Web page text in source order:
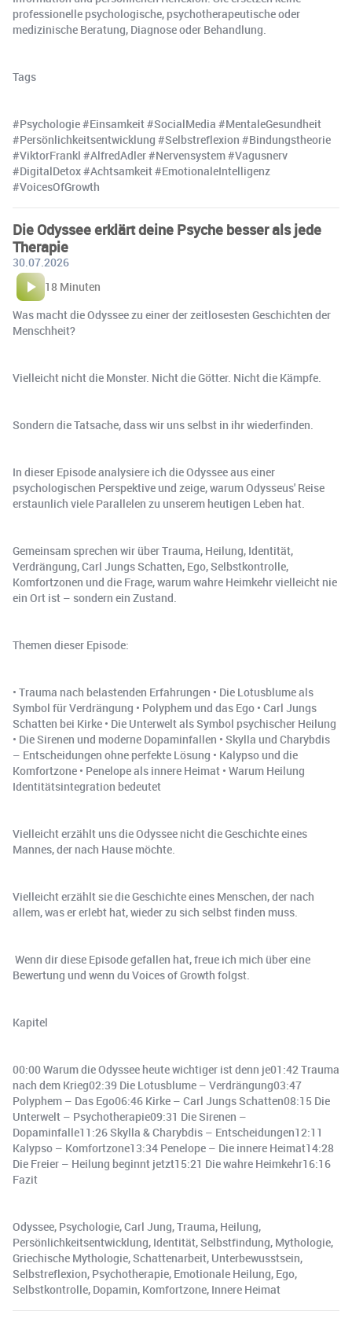
professionelle psychologische, psychotherapeutische oder
medizinische Beratung, Diagnose oder Behandlung.
Tags
#Psychologie #Einsamkeit #SocialMedia #MentaleGesundheit
#Persönlichkeitsentwicklung #Selbstreflexion #Bindungstheorie
#ViktorFrankl #AlfredAdler #Nervensystem #Vagusnerv
#DigitalDetox #Achtsamkeit #EmotionaleIntelligenz
#VoicesOfGrowth
Die Odyssee erklärt deine Psyche besser als jede
Therapie
30.07.2026
18 Minuten
Was macht die Odyssee zu einer der zeitlosesten Geschichten der
Menschheit?
Vielleicht nicht die Monster. Nicht die Götter. Nicht die Kämpfe.
Sondern die Tatsache, dass wir uns selbst in ihr wiederfinden.
In dieser Episode analysiere ich die Odyssee aus einer
psychologischen Perspektive und zeige, warum Odysseus' Reise
erstaunlich viele Parallelen zu unserem heutigen Leben hat.
Gemeinsam sprechen wir über Trauma, Heilung, Identität,
Verdrängung, Carl Jungs Schatten, Ego, Selbstkontrolle,
Komfortzonen und die Frage, warum wahre Heimkehr vielleicht nie
ein Ort ist – sondern ein Zustand.
Themen dieser Episode:
• Trauma nach belastenden Erfahrungen • Die Lotusblume als
Symbol für Verdrängung • Polyphem und das Ego • Carl Jungs
Schatten bei Kirke • Die Unterwelt als Symbol psychischer Heilung
• Die Sirenen und moderne Dopaminfallen • Skylla und Charybdis
– Entscheidungen ohne perfekte Lösung • Kalypso und die
Komfortzone • Penelope als innere Heimat • Warum Heilung
Identitätsintegration bedeutet
Vielleicht erzählt uns die Odyssee nicht die Geschichte eines
Mannes, der nach Hause möchte.
Vielleicht erzählt sie die Geschichte eines Menschen, der nach
allem, was er erlebt hat, wieder zu sich selbst finden muss.
️ Wenn dir diese Episode gefallen hat, freue ich mich über eine
Bewertung und wenn du Voices of Growth folgst.
Kapitel
00:00 Warum die Odyssee heute wichtiger ist denn je01:42 Trauma
nach dem Krieg02:39 Die Lotusblume – Verdrängung03:47
Polyphem – Das Ego06:46 Kirke – Carl Jungs Schatten08:15 Die
Unterwelt – Psychotherapie09:31 Die Sirenen –
Dopaminfalle11:26 Skylla & Charybdis – Entscheidungen12:11
Kalypso – Komfortzone13:34 Penelope – Die innere Heimat14:28
Die Freier – Heilung beginnt jetzt15:21 Die wahre Heimkehr16:16
Fazit
Odyssee, Psychologie, Carl Jung, Trauma, Heilung,
Persönlichkeitsentwicklung, Identität, Selbstfindung, Mythologie,
Griechische Mythologie, Schattenarbeit, Unterbewusstsein,
Selbstreflexion, Psychotherapie, Emotionale Heilung, Ego,
Selbstkontrolle, Dopamin, Komfortzone, Innere Heimat